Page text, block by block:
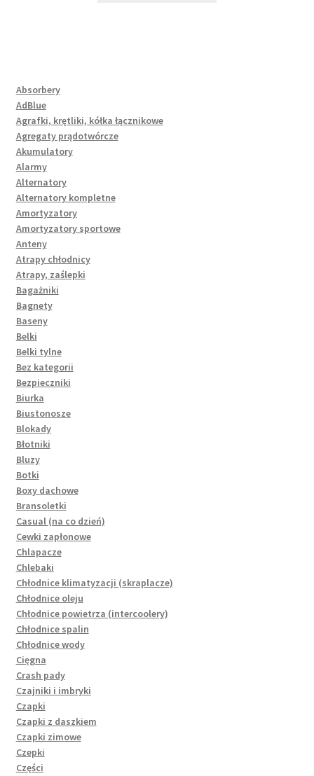
Absorbery
AdBlue
Agrafki, krętliki, kółka łącznikowe
Agregaty prądotwórcze
Akumulatory
Alarmy
Alternatory
Alternatory kompletne
Amortyzatory
Amortyzatory sportowe
Anteny
Atrapy chłodnicy
Atrapy, zaślepki
Bagażniki
Bagnety
Baseny
Belki
Belki tylne
Bez kategorii
Bezpieczniki
Biurka
Biustonosze
Blokady
Błotniki
Bluzy
Botki
Boxy dachowe
Bransoletki
Casual (na co dzień)
Cewki zapłonowe
Chlapacze
Chlebaki
Chłodnice klimatyzacji (skraplacze)
Chłodnice oleju
Chłodnice powietrza (intercoolery)
Chłodnice spalin
Chłodnice wody
Cięgna
Crash pady
Czajniki i imbryki
Czapki
Czapki z daszkiem
Czapki zimowe
Czepki
Części